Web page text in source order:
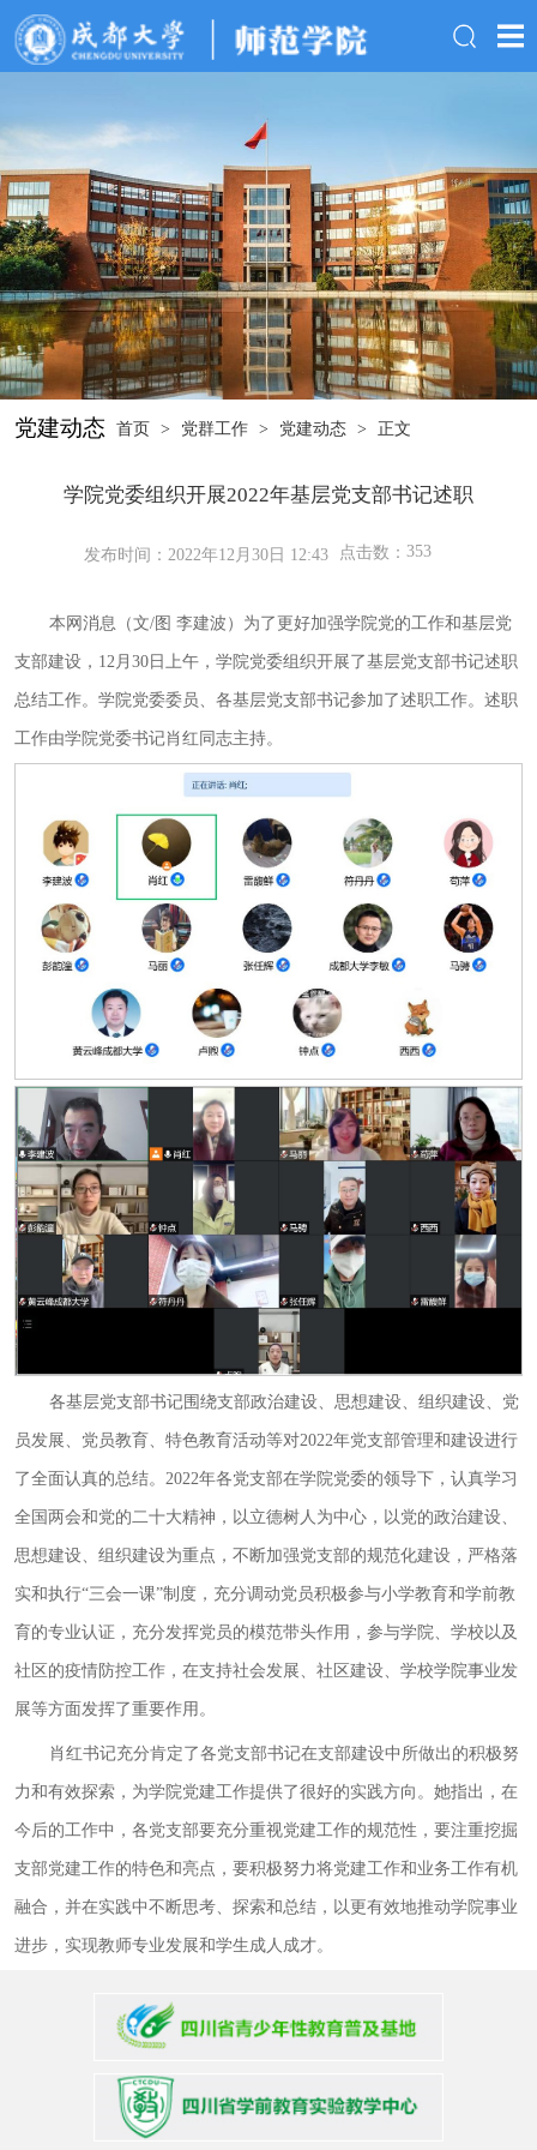
党建动态 首页 > 党群工作 > 党建动态 > 正文
学院党委组织开展2022年基层党支部书记述职
发布时间：2022年12月30日 12:43 点击数：353
本网消息（文/图 李建波）为了更好加强学院党的工作和基层党
支部建设，12月30日上午，学院党委组织开展了基层党支部书记述职
总结工作。学院党委委员、各基层党支部书记参加了述职工作。述职
工作由学院党委书记肖红同志主持。
各基层党支部书记围绕支部政治建设、思想建设、组织建设、党
员发展、党员教育、特色教育活动等对2022年党支部管理和建设进行
了全面认真的总结。2022年各党支部在学院党委的领导下，认真学习
全国两会和党的二十大精神，以立德树人为中心，以党的政治建设、
思想建设、组织建设为重点，不断加强党支部的规范化建设，严格落
实和执行“三会一课”制度，充分调动党员积极参与小学教育和学前教
育的专业认证，充分发挥党员的模范带头作用，参与学院、学校以及
社区的疫情防控工作，在支持社会发展、社区建设、学校学院事业发
展等方面发挥了重要作用。
肖红书记充分肯定了各党支部书记在支部建设中所做出的积极努
力和有效探索，为学院党建工作提供了很好的实践方向。她指出，在
今后的工作中，各党支部要充分重视党建工作的规范性，要注重挖掘
支部党建工作的特色和亮点，要积极努力将党建工作和业务工作有机
融合，并在实践中不断思考、探索和总结，以更有效地推动学院事业
进步，实现教师专业发展和学生成人成才。